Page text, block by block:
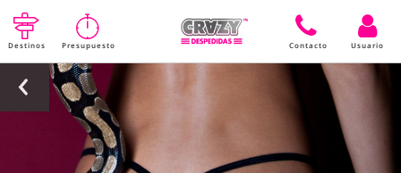
Destinos Presupuesto Contacto Usuario